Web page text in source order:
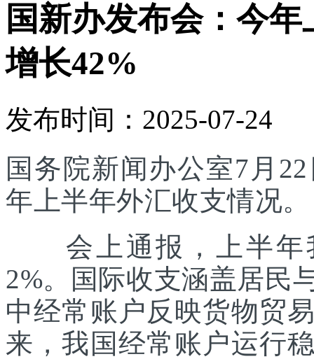
国新办发布会：今
增长42%
发布时间：2025-07-24
国务院新闻办公室7月
年上半年外汇收支情况。
会上通报，上半年
2%。国际收支涵盖居民
中经常账户反映货物贸
来，我国经常账户运行